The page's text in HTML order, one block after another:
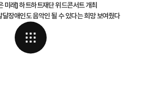
미래] 하트하트재단 위드콘서트 개최
장애인도 음악인 될 수 있다는 희망 보여줬다